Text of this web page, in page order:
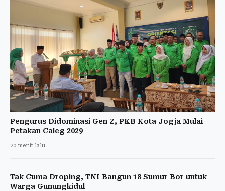
Pengurus Didominasi Gen Z, PKB Kota Jogja Mulai
Petakan Caleg 2029
20 menit lalu
Tak Cuma Droping, TNI Bangun 18 Sumur Bor untuk
Warga Gunungkidul